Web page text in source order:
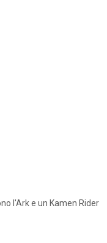
l'Ark e un Kamen Rider